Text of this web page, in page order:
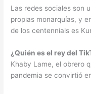
Las redes sociales son
propias monarquías, y
de los centennials es
¿Quién es el rey del
Khaby Lame, el obrero
pandemia se convirtió